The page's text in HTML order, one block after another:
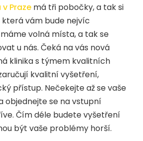
Praze má tři pobočky, a tak si
vám bude nejvíc
volná místa, a tak se
u nás. Čeká na vás nová
klinika s týmem kvalitních
kvalitní vyšetření,
přístup. Nečekejte až se vaše
objednejte se na vstupní
Čím déle budete vyšetření
být vaše problémy horší.